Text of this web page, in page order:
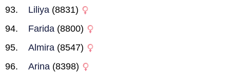
Liliya (8831)
Farida (8800)
Almira (8547)
Arina (8398)